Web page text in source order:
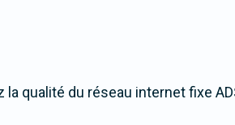
qualité du réseau internet fixe